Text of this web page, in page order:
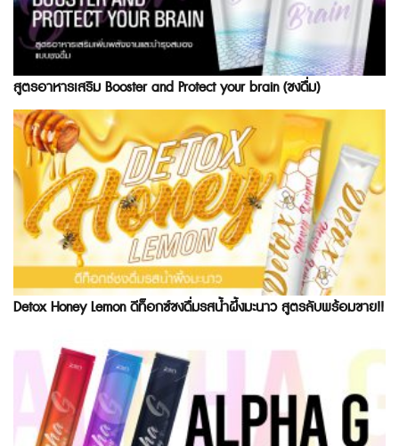
สูตรอาหารเสริม Booster and Protect your brain (ชงดื่ม)
Detox Honey Lemon ดีท็อกซ์ชงดื่มรสน้ำผึ้งมะนาว สูตรลับพร้อมขาย!!